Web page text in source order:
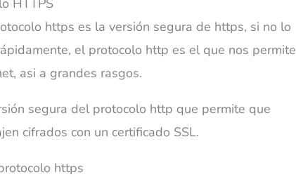
HTTPS
https es la versión segura de https, si no lo
el protocolo http es el que nos permite
asi a grandes rasgos.
segura del protocolo http que permite que
cifrados con un certificado SSL.
https